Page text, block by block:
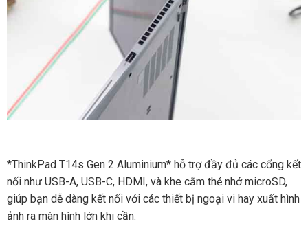
*ThinkPad T14s Gen 2 Aluminium* hỗ trợ đầy đủ các cổng kết
nối như USB-A, USB-C, HDMI, và khe cắm thẻ nhớ microSD,
giúp bạn dễ dàng kết nối với các thiết bị ngoại vi hay xuất hình
ảnh ra màn hình lớn khi cần.